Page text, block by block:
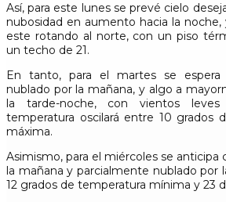
Así, para este lunes se prevé cielo
nubosidad en aumento hacia la
este rotando al norte, con un piso
un techo de 21.
En tanto, para el martes se espera
nublado por la mañana, y algo a
la tarde-noche, con vientos
temperatura oscilará entre 10 grados
máxima.
Asimismo, para el miércoles se anticipa
la mañana y parcialmente nublado por
12 grados de temperatura mínima y 23